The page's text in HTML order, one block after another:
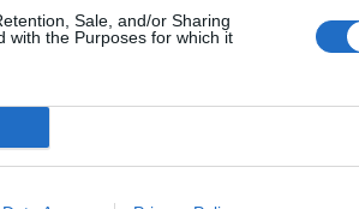
Sale, and/or Sharing
with the Purposes for which it